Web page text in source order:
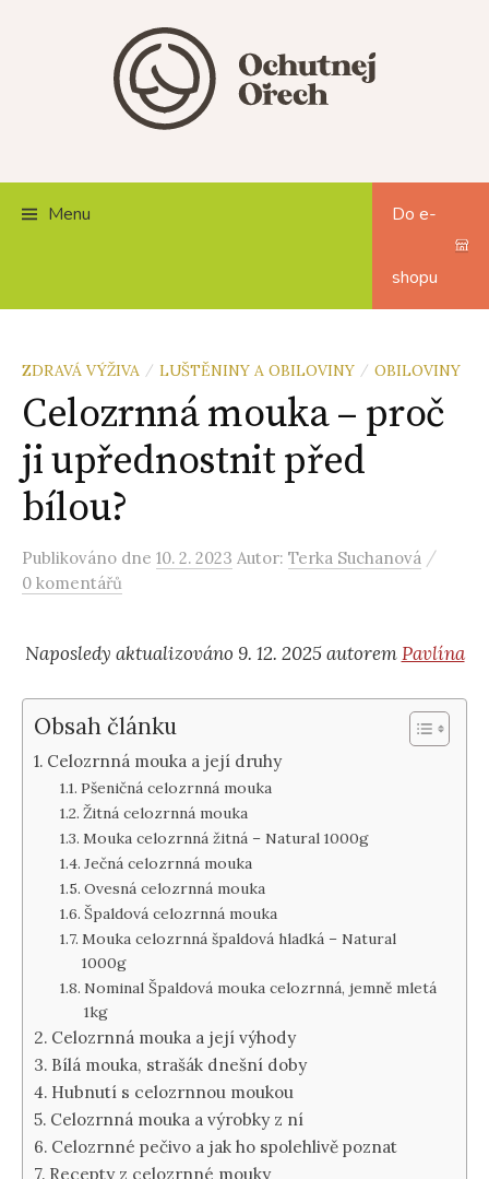
Menu Do e-
shopu
ZDRAVÁ VÝŽIVA / LUŠTĚNINY A OBILOVINY / OBILOVINY
Celozrnná mouka – proč
ji upřednostnit před
bílou?
Publikováno dne 10. 2. 2023 Autor: Terka Suchanová /
0 komentářů
Naposledy aktualizováno 9. 12. 2025 autoremPavlína
Obsah článku
Celozrnná mouka a její druhy
Pšeničná celozrnná mouka
Žitná celozrnná mouka
Mouka celozrnná žitná – Natural 1000g
Ječná celozrnná mouka
Ovesná celozrnná mouka
Špaldová celozrnná mouka
Mouka celozrnná špaldová hladká – Natural
1000g
Nominal Špaldová mouka celozrnná, jemně mletá
1kg
Celozrnná mouka a její výhody
Bílá mouka, strašák dnešní doby
Hubnutí s celozrnnou moukou
Celozrnná mouka a výrobky z ní
Celozrnné pečivo a jak ho spolehlivě poznat
Recepty z celozrnné mouky